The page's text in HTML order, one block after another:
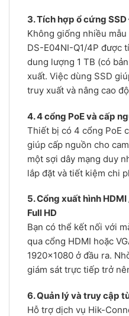
3. Tích hợp ổ cứng
Không giống nhiều
DS-E04NI-Q1/4P được
dung lượng 1 TB (có
xuất. Việc dùng SSD
truy xuất và nâng cao
4. 4 cổng PoE và cấp
Thiết bị có 4 cổng PoE
giúp cấp nguồn cho
một sợi dây mạng duy
lắp đặt và tiết kiệm chi
5. Cổng xuất hình
Full HD
Bạn có thể kết nối với
qua cổng HDMI hoặc
1920×1080 ở đầu ra.
giám sát trực tiếp trở
6. Quản lý và truy cập
Hỗ trợ dịch vụ Hik-